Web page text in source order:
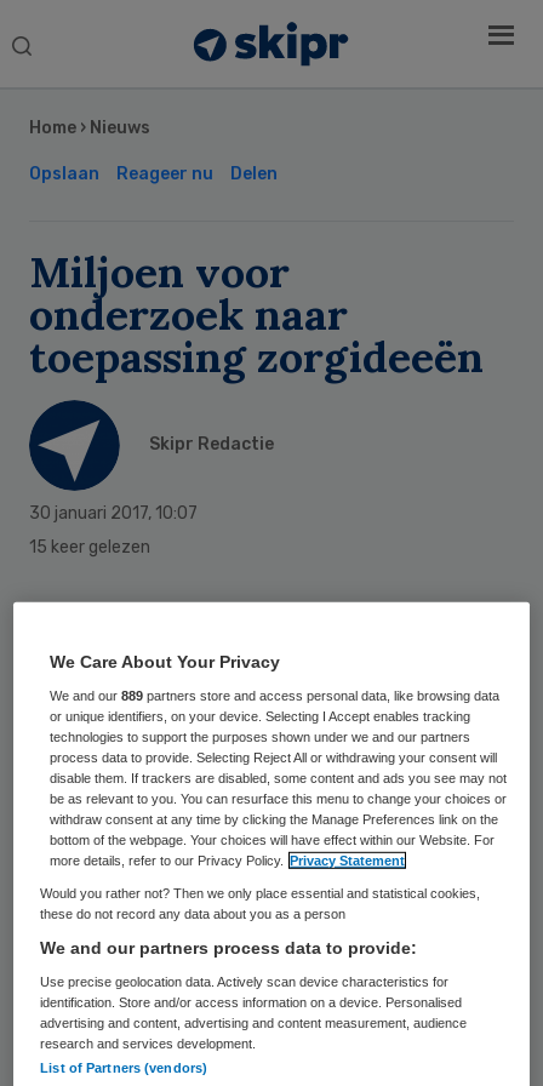
Search
Home › Nieuws
Opslaan Reageer nu Delen
Miljoen voor
onderzoek naar
toepassing zorgideeën
Skipr Redactie
30 januari 2017, 10:07
15 keer gelezen
stelt 1 miljoen euro beschikbaar voor
onderzoek naar veelbelovende,
vernieuwende ideeën de zorg. Dat maakt zij
vrijdag bekend tijdens de afsluiting van de
E-Healthweek.
“Onze zorg staat bol van de creatieve en
inspirerende initiatieven”, zo sprak de
ideeën, maar de slag naar onderzoek wordt
vaak niet gemaakt.”
Volgens de minister nemen de bestaande
Sidebar
We Care About Your Privacy
We and our889 partners store and access personal data, like browsing data
or unique identifiers, on your device. Selecting I Accept enables tracking
technologies to support the purposes shown under we and our partners
process data to provide. Selecting Reject All or withdrawing your consent will
disable them. If trackers are disabled, some content and ads you see may not
be as relevant to you. You can resurface this menu to change your choices or
withdraw consent at any time by clicking the Manage Preferences link on the
bottom of the webpage. Your choices will have effect within our Website. For
more details, refer to our Privacy Policy.
Privacy Statement
Would you rather not? Then we only place essential and statistical cookies,
these do not record any data about you as a person
We and our partners process data to provide:
Use precise geolocation data. Actively scan device characteristics for
identification. Store and/or access information on a device. Personalised
advertising and content, advertising and content measurement, audience
research and services development.
List of Partners (vendors)